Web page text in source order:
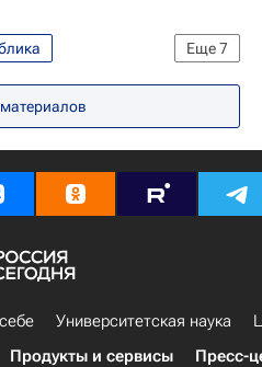
Еще7
Общество
материалов
Университетская наука
Продукты и сервисы Пресс-